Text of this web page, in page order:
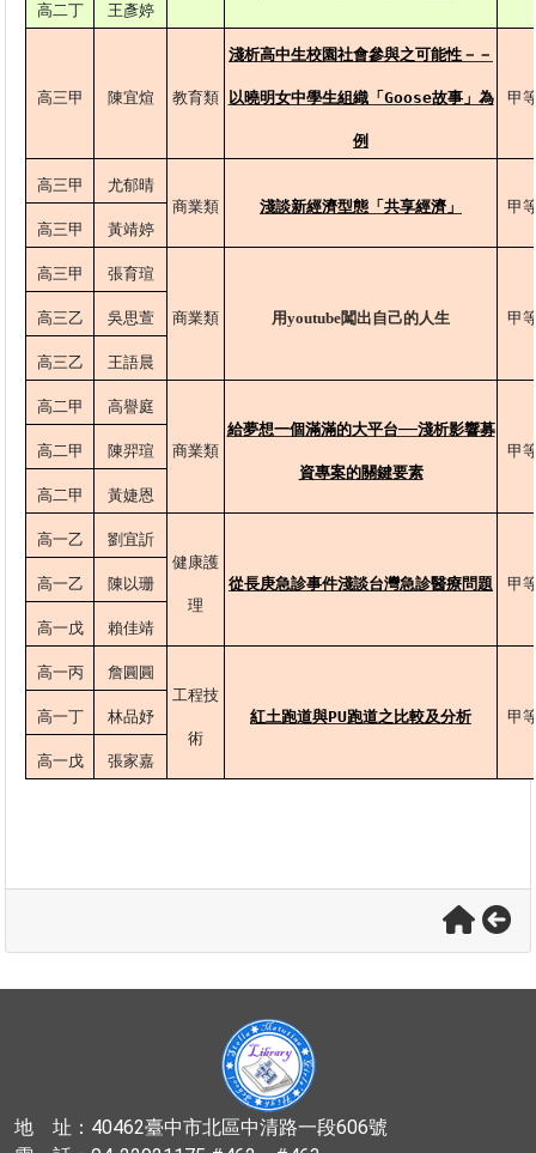
高二丁 王彥婷
高三甲 陳宜煊 教育類
淺析高中生校園社會參與之可能性－－
以曉明女中學生組織「Goose故事」為
例
甲
高三甲
尤郁晴
商業類
淺談新經濟型態「共享經濟」
甲
高三甲
黃靖婷
高三甲 張育瑄
商業類 用youtube闖出自己的人生 甲
高三乙 吳思萱
高三乙 王語晨
高二甲 高譽庭
商業類
給夢想一個滿滿的大平台──淺析影響募
資專案的關鍵要素
甲
高二甲 陳羿瑄
高二甲 黃婕恩
高一乙
劉宜訢
健康護
理
從長庚急診事件淺談台灣急診醫療問題 甲
高一乙 陳以珊
高一戊 賴佳靖
高一丙
詹圓圓
工程技
術
紅土跑道與PU跑道之比較及分析 甲
高一丁 林品妤
高一戊 張家嘉
地 址：40462臺中市北區中清路一段606號